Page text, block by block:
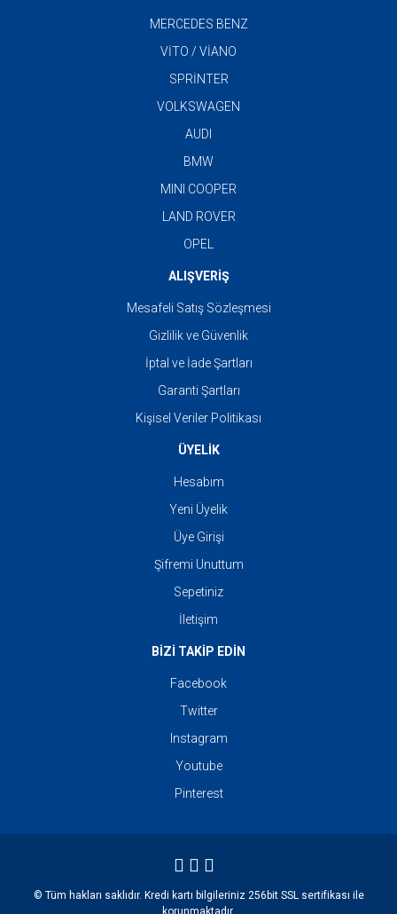
MERCEDES BENZ
VİTO / VİANO
SPRİNTER
VOLKSWAGEN
AUDI
BMW
MINI COOPER
LAND ROVER
OPEL
ALIŞVERİŞ
Mesafeli Satış Sözleşmesi
Gizlilik ve Güvenlik
İptal ve İade Şartları
Garanti Şartları
Kişisel Veriler Politikası
ÜYELİK
Hesabım
Yeni Üyelik
Üye Girişi
Şifremi Unuttum
Sepetiniz
İletişim
BİZİ TAKİP EDİN
Facebook
Twitter
Instagram
Youtube
Pinterest
© Tüm hakları saklıdır. Kredi kartı bilgileriniz 256bit SSL sertifikası ile
korunmaktadır.